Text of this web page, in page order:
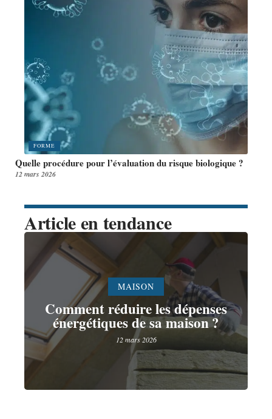
FORME
Quelle procédure pour l’évaluation du risque biologique ?
12 mars 2026
Article en tendance
MAISON
Comment réduire les dépenses
énergétiques de sa maison ?
12 mars 2026